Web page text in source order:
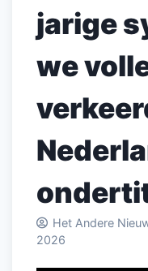
jarige
we
Het Andere
2026